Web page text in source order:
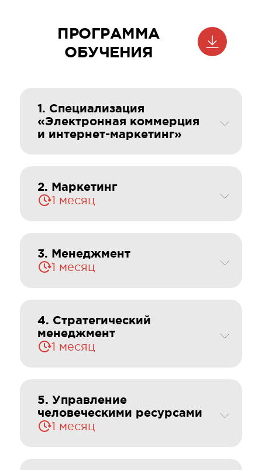
ПРОГРАММА
ОБУЧЕНИЯ
1. Специализация
«Электронная коммерция
и интернет-маркетинг»
2. Маркетинг
1 месяц
3. Менеджмент
1 месяц
4. Стратегический
менеджмент
1 месяц
5. Управление
человеческими ресурсами
1 месяц